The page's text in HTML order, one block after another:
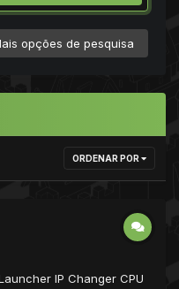
opções de pesquisa
ORDENAR POR
IP Changer CPU